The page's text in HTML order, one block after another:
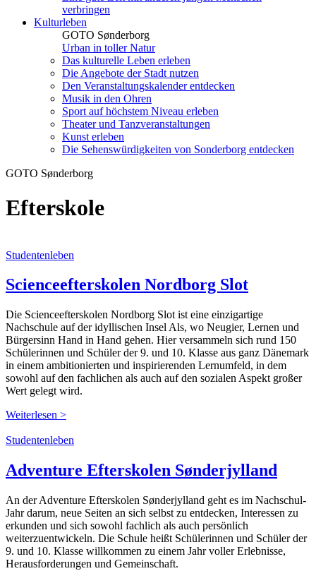
verbringen
Kulturleben
GOTO Sønderborg
Urban in toller Natur
Das kulturelle Leben erleben
Die Angebote der Stadt nutzen
Den Veranstaltungskalender entdecken
Musik in den Ohren
Sport auf höchstem Niveau erleben
Theater und Tanzveranstaltungen
Kunst erleben
Die Sehenswürdigkeiten von Sonderborg entdecken
GOTO Sønderborg
Efterskole
Studentenleben
Scienceefter­skolen Nordborg Slot
Die Scienceefterskolen Nordborg Slot ist eine einzigartige
Nachschule auf der idyllischen Insel Als, wo Neugier, Lernen und
Bürgersinn Hand in Hand gehen. Hier versammeln sich rund 150
Schülerinnen und Schüler der 9. und 10. Klasse aus ganz Dänemark
in einem ambitionierten und inspirierenden Lernumfeld, in dem
sowohl auf den fachlichen als auch auf den sozialen Aspekt großer
Wert gelegt wird.
Weiterlesen >
Studentenleben
Adventure Efterskolen Sønderjylland
An der Adventure Efterskolen Sønderjylland geht es im Nachschul-
Jahr darum, neue Seiten an sich selbst zu entdecken, Interessen zu
erkunden und sich sowohl fachlich als auch persönlich
weiterzuentwickeln. Die Schule heißt Schülerinnen und Schüler der
9. und 10. Klasse willkommen zu einem Jahr voller Erlebnisse,
Herausforderungen und Gemeinschaft.